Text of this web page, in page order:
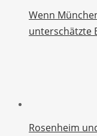
Wenn
unterschätzte
Rosenheim